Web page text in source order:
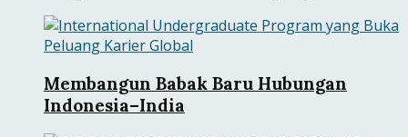
Membangun Babak Baru Hubungan
Indonesia–India